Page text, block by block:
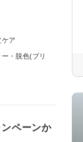
ケア
・脱色(ブリ
ペーンか